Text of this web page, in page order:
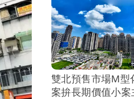
否禁得起時間淬鍊，
雄建商中主打「量少
續過去推案特點，首
「萬家福量販光華店
案「旭嵩豐」，基地4
邊間，九宮格結構搭
數單純、最適規模、頂
到位。
雙北預售市場M
案拚長期價值小